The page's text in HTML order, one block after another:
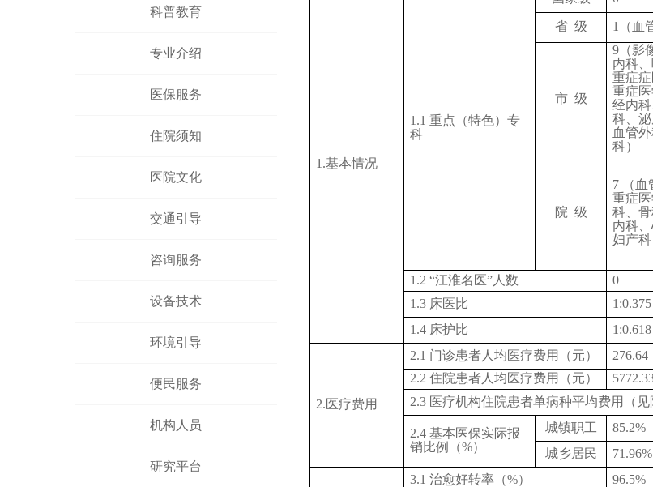
科普教育
专业介绍
医保服务
住院须知
医院文化
交通引导
咨询服务
设备技术
环境引导
便民服务
机构人员
研究平台
1.基本情况
1.1 重点（特色）专
科
省 级 1（血
市 级
9 （影
内科
重症症
重症医
经内
科、
血管外
科）
院 级
7 （血
重症
科、
内科、
妇产科
1.2 “江淮名医”人数 0
1.3 床医比
1:0.375
1.4 床护比
1:0.618
2.医疗费用
2.1 门诊患者人均医疗费用（元） 276.64
2.2 住院患者人均医疗费用（元）
2.3 医疗机构住院患者单病种平均费用（见
2.4 基本医保实际报
销比例（%）
城镇职工 85.2%
城乡居民
71.96%
3.1 治愈好转率（%） 96.5%